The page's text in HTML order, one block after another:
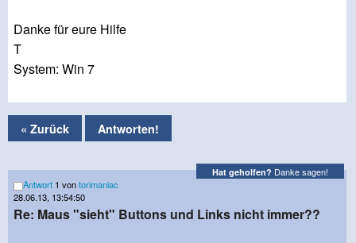
Danke für eure Hilfe
T
System: Win 7
« Zurück Antworten!
Hat geholfen? Danke sagen!
Antwort 1 vontorimaniac
28.06.13, 13:54:50
Re: Maus "sieht" Buttons und Links nicht immer??